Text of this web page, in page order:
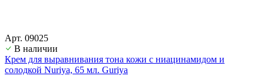
Арт. 09025
В наличии
Крем для выравнивания тона кожи с ниацинамидом и
солодкой Nuriya, 65 мл. Guriya